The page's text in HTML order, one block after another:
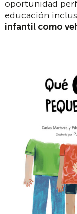
oportunidad
educación
infantil como